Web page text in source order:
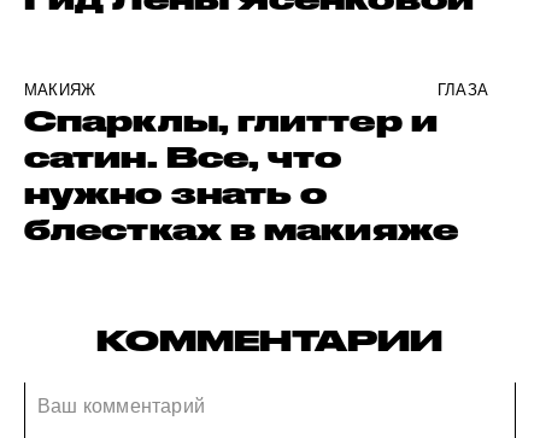
МАКИЯЖ ГЛАЗА
Спарклы, глиттер и
сатин. Все, что
нужно знать о
блестках в макияже
КОММЕНТАРИИ